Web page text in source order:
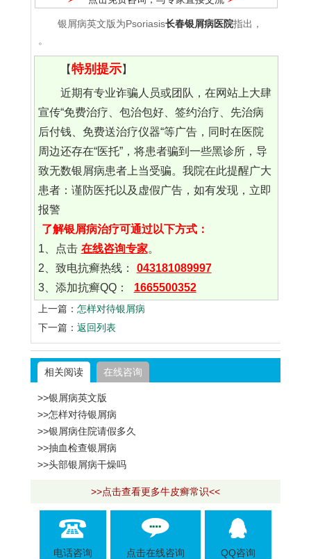
银屑病英文版为Psoriasis长春银屑病医院指出，
。
【特别提示】
近期有专业诈骗人员或团队，在网站上大肆
宣传“免费治疗、包治包好、签约治疗、先治病
后付钱、免费送治疗仪器“等广告，同时在医院
周边还存在“医托”，将患者骗到一些黑诊所，导
致无数银屑病患者上当受骗。我院在此提醒广大
患者：谨防医托以及虚假广告，如有发现，立即
报警
了解银屑病治疗可通过以下方式：
1、点击 在线咨询专家。
2、致电抗癣热线：
043181089997
3、添加抗癣QQ：
1665500352
上一篇： 怎样对待银屑病
下一篇： 返回列表
相关阅读 在线咨询
>>银屑病英文版
>>怎样对待银屑病
>>银屑病住院请假多久
>>抽血检查银屑病
>>头部银屑病干燥吗
>>点击查看更多牛皮癣常识<<
电话咨询 点击在线咨询 QQ咨询